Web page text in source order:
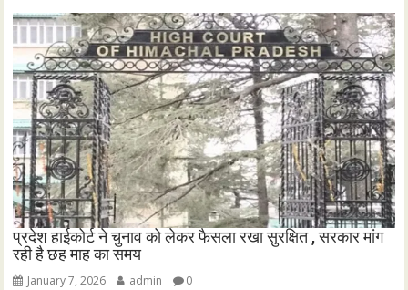
प्रदेश हाईकोर्ट ने चुनाव को लेकर फैसला रखा सुरक्षित , सरकार मांग
रही है छह माह का समय
January 7, 2026 admin 0